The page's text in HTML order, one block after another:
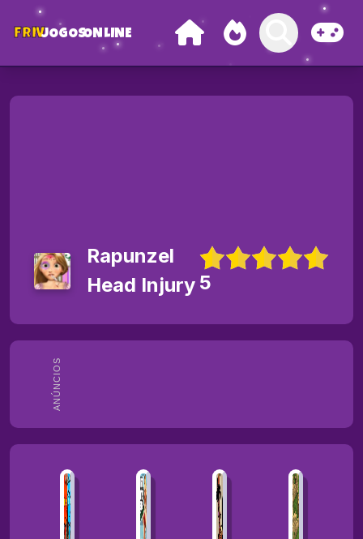
FRIVJOGOSONLINE
ANÚNCIOS
Rapunzel
Head Injury 5